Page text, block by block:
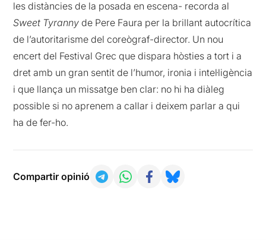
les distàncies de la posada en escena- recorda al
Sweet Tyranny de Pere Faura per la brillant autocrítica
de l’autoritarisme del coreògraf-director. Un nou
encert del Festival Grec que dispara hòsties a tort i a
dret amb un gran sentit de l’humor, ironia i intel·ligència
i que llança un missatge ben clar: no hi ha diàleg
possible si no aprenem a callar i deixem parlar a qui
ha de fer-ho.
Compartir opinió